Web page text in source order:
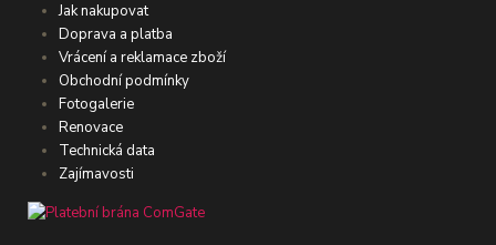
Jak nakupovat
Doprava a platba
Vrácení a reklamace zboží
Obchodní podmínky
Fotogalerie
Renovace
Technická data
Zajímavosti